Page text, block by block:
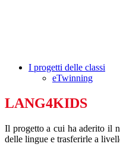
I progetti delle classi
eTwinning
LANG4KIDS
Il progetto a cui ha aderito il
delle lingue e trasferirle a